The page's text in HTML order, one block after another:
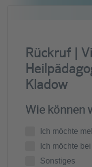
Rückruf |
Kladow
Wie können
Ich möchte
Ich möchte
Sonstiges